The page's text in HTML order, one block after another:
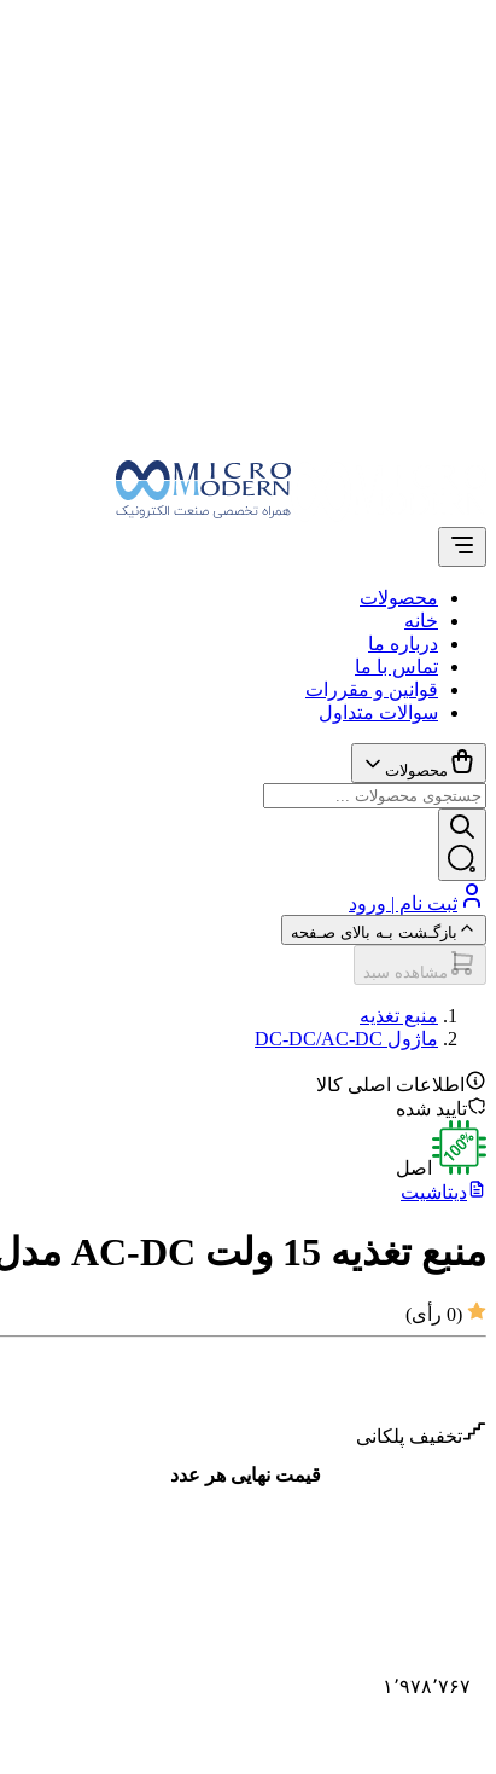
محصولات
خانه
درباره ما
تماس با ما
قوانین و مقررات
سوالات متداول
محصولات
ثبت نام | ورود
بازگـشت بـه بالای صـفحه
مشاهده سبد
منبع تغذیه
ماژول DC-DC/AC-DC
اطلاعات اصلی کالا
تایید شده
اصل
دیتاشیت
منبع تغذیه 15 ولت AC-DC مدل HLK-40M15
(
0 رأی)
تخفیف پلکانی
قیمت نهایی هر عدد
۱٬۹۷۸٬۷۶۷